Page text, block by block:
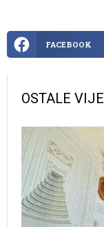
FACEBOOK
OSTALE